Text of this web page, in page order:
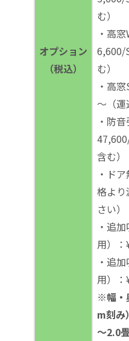
オプション
（税込）
む）
・高
6,600/
む）
・高
～（運
・防
含む）
・ド
格より
さい）
・追
用）
・追
用）
※幅・
m刻み
～2.0